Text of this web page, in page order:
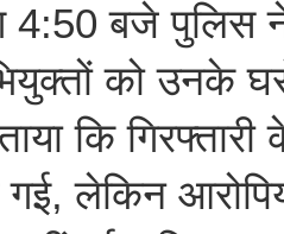
4:50 बजे पुलिस
को उनके
कि गिरफ्तारी
गई, लेकिन